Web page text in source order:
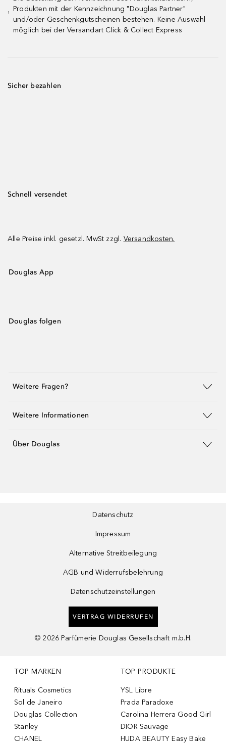
¹
Produkten mit der Kennzeichnung "Douglas Partner"
und/oder Geschenkgutscheinen bestehen. Keine Auswahl
möglich bei der Versandart Click & Collect Express
Sicher bezahlen
Schnell versendet
Alle Preise inkl. gesetzl. MwSt zzgl. Versandkosten.
Douglas App
Douglas folgen
Weitere Fragen?
Weitere Informationen
Über Douglas
Datenschutz
Impressum
Alternative Streitbeilegung
AGB und Widerrufsbelehrung
Datenschutzeinstellungen
VERTRAG WIDERRUFEN
© 2026 Parfümerie Douglas Gesellschaft m.b.H.
TOP MARKEN
Rituals Cosmetics
Sol de Janeiro
Douglas Collection
Stanley
CHANEL
TOP PRODUKTE
YSL Libre
Prada Paradoxe
Carolina Herrera Good Girl
DIOR Sauvage
HUDA BEAUTY Easy Bake